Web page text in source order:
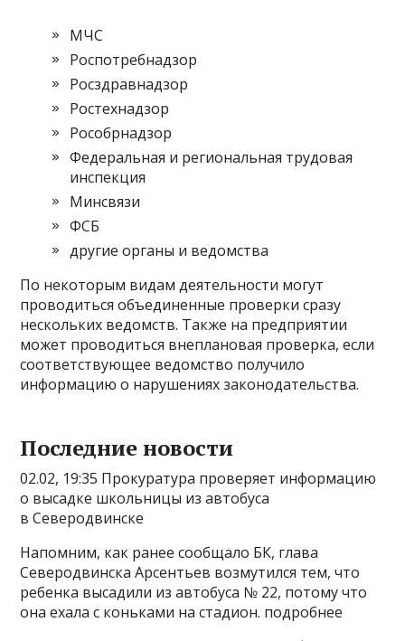
МЧС
Роспотребнадзор
Росздравнадзор
Ростехнадзор
Рособрнадзор
Федеральная и региональная трудовая
инспекция
Минсвязи
ФСБ
другие органы и ведомства
По некоторым видам деятельности могут
проводиться объединенные проверки сразу
нескольких ведомств. Также на предприятии
может проводиться внеплановая проверка, если
соответствующее ведомство получило
информацию о нарушениях законодательства.
Последние новости
02.02, 19:35 Прокуратура проверяет информацию
о высадке школьницы из автобуса
в Северодвинске
Напомним, как ранее сообщало БК, глава
Северодвинска Арсентьев возмутился тем, что
ребенка высадили из автобуса № 22, потому что
она ехала с коньками на стадион. подробнее